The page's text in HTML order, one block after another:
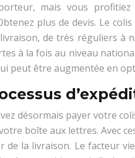
mais vous
plus de devis. Le
de très réguliers à
à la fois au niveau
peut être augmentée en
désormais payer votre
boîte aux lettres. Avec
de la livraison. Le facteur